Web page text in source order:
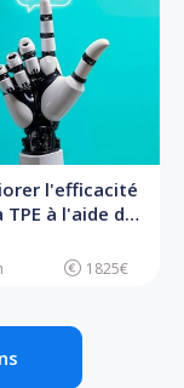
l'efficacité
TPE à l'aide de
1825€